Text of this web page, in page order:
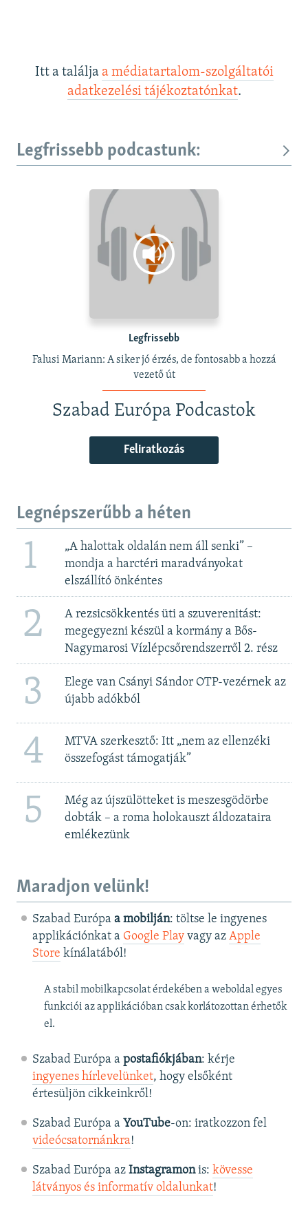
Itt a találja a médiatartalom-szolgáltatói
adatkezelési tájékoztatónkat.
Legfrissebb podcastunk:
Legfrissebb
Falusi Mariann: A siker jó érzés, de fontosabb a hozzá
vezető út
Szabad Európa Podcastok
Feliratkozás
Legnépszerűbb a héten
1
„A halottak oldalán nem áll senki” –
mondja a harctéri maradványokat
elszállító önkéntes
2
A rezsicsökkentés üti a szuverenitást:
megegyezni készül a kormány a Bős-
Nagymarosi Vízlépcsőrendszerről 2. rész
3
Elege van Csányi Sándor OTP-vezérnek az
újabb adókból
4
MTVA szerkesztő: Itt „nem az ellenzéki
összefogást támogatják”
5
Még az újszülötteket is meszesgödörbe
dobták – a roma holokauszt áldozataira
emlékezünk
Maradjon velünk!
Szabad Európa a mobilján: töltse le ingyenes
applikációnkat a Google Playvagy az Apple
Store kínálatából!
A stabil mobilkapcsolat érdekében a weboldal egyes
funkciói az applikációban csak korlátozottan érhetők
el.
Szabad Európa a postafiókjában: kérje
ingyenes hírlevelünket, hogy elsőként
értesüljön cikkeinkről!
Szabad Európa a YouTube-on: iratkozzon fel
videócsatornánkra!
Szabad Európa az Instagramonis: kövesse
látványos és informatív oldalunkat! ​